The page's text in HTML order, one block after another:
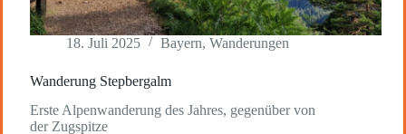
18. Juli 2025 Bayern, Wanderungen
Wanderung Stepbergalm
Erste Alpenwanderung des Jahres, gegenüber von
der Zugspitze